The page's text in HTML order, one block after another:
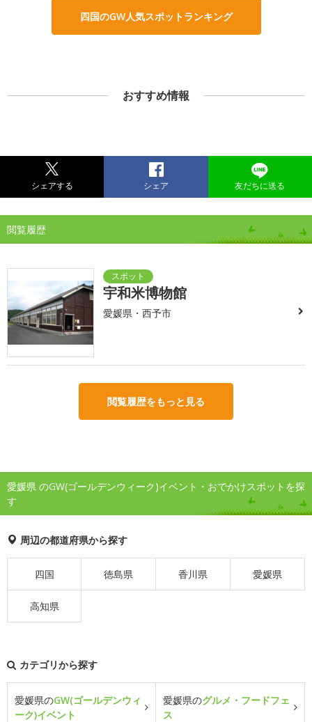
四国のGW人気スポットランキング
おすすめ情報
シェアする シェア 友だちに送る
閲覧履歴
宇和米博物館
愛媛県・西予市
閲覧履歴をもっと見る
愛媛県 のGW(ゴールデンウィーク)イベント・おでかけスポットを探
す
周辺の都道府県から探す
四国 徳島県 香川県 愛媛県
高知県
カテゴリから探す
愛媛県のGW(ゴールデンウィ
ーク)イベント
愛媛県のグルメ・フードフェ
ス